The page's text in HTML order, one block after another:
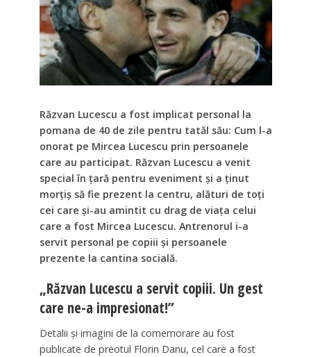
Răzvan Lucescu a fost implicat personal la
pomana de 40 de zile pentru tatăl său: Cum l-a
onorat pe Mircea Lucescu prin persoanele
care au participat. Răzvan Lucescu a venit
special în țară pentru eveniment și a ținut
morțiș să fie prezent la centru, alături de toți
cei care și-au amintit cu drag de viața celui
care a fost Mircea Lucescu. Antrenorul i-a
servit personal pe copiii și persoanele
prezente la cantina socială.
„Răzvan Lucescu a servit copiii. Un gest
care ne-a impresionat!”
Detalii și imagini de la comemorare au fost
publicate de preotul Florin Danu, cel care a fost